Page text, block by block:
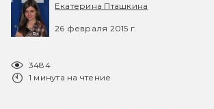
Екатерина Пташкина
26 февраля 2015 г.
3484
1 минута на чтение